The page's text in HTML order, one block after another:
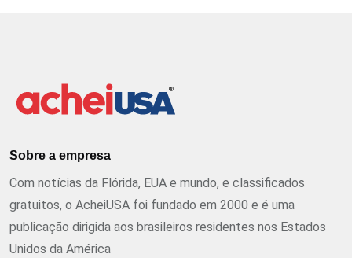
Sobre a empresa
Com notícias da Flórida, EUA e mundo, e classificados
gratuitos, o AcheiUSA foi fundado em 2000 e é uma
publicação dirigida aos brasileiros residentes nos Estados
Unidos da América